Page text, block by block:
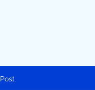
Post